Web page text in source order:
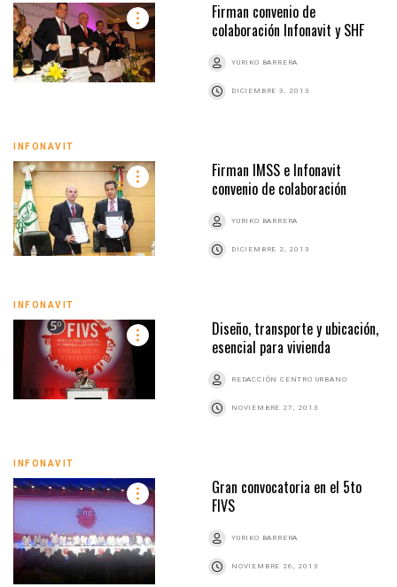
Firman convenio de
colaboración Infonavit y SHF
YURIKO BARRERA
DICIEMBRE 3, 2013
INFONAVIT
Firman IMSS e Infonavit
convenio de colaboración
YURIKO BARRERA
DICIEMBRE 2, 2013
INFONAVIT
Diseño, transporte y ubicación,
esencial para vivienda
REDACCIÓN CENTRO URBANO
NOVIEMBRE 27, 2013
INFONAVIT
Gran convocatoria en el 5to
FIVS
YURIKO BARRERA
NOVIEMBRE 26, 2013